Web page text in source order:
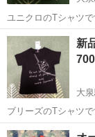
ユニクロのTシャツ
まお譲り致します。
富山 富山市
新
大
ブリーズのTシャツ
まお譲り致します。
富山 富山市